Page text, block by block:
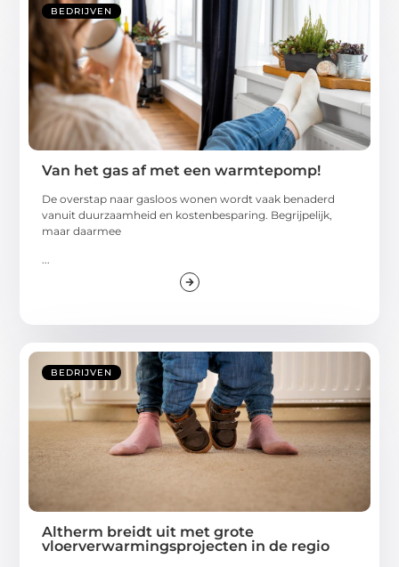
BEDRIJVEN
Van het gas af met een warmtepomp!
De overstap naar gasloos wonen wordt vaak benaderd
vanuit duurzaamheid en kostenbesparing. Begrijpelijk,
maar daarmee
...
BEDRIJVEN
Altherm breidt uit met grote
vloerverwarmingsprojecten in de regio